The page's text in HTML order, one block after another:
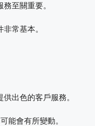
至關重要。
常基本。
出色的客戶服務。
能會有所變動。